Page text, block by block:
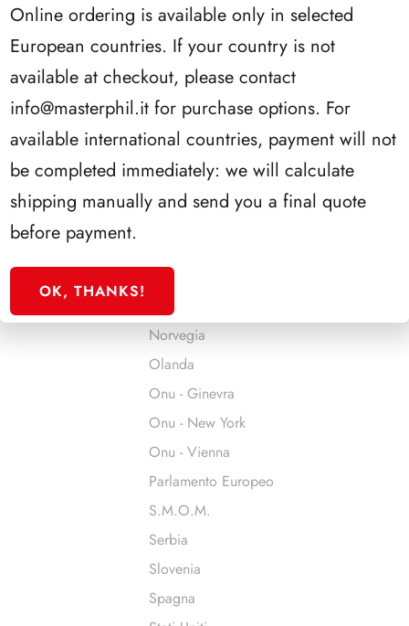
Guernsey
Israele
Jersey
Jugoslavia
Liechtenstein
Lituania
Lussemburgo
Monaco
Montenegro
Norvegia
Olanda
Onu - Ginevra
Onu - New York
Onu - Vienna
Parlamento Europeo
S.M.O.M.
Serbia
Slovenia
Spagna
Online ordering is available only in selected
European countries. If your country is not
available at checkout, please contact
info@masterphil.it for purchase options. For
available international countries, payment will not
be completed immediately: we will calculate
shipping manually and send you a final quote
before payment.
OK, THANKS!